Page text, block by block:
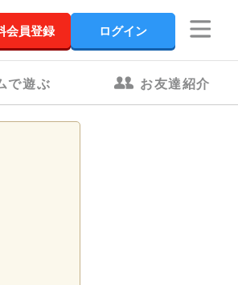
会員登録 ログイン
で遊ぶ お友達紹介